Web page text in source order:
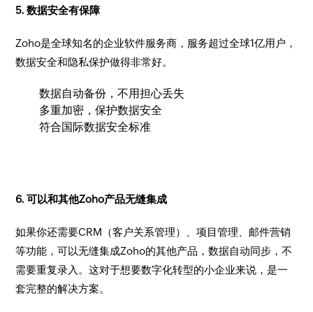
5. 数据安全有保障
Zoho是全球知名的企业软件服务商，服务超过全球1亿用户，
数据安全和隐私保护做得非常好。
数据自动备份，不用担心丢失
多重加密，保护数据安全
符合国际数据安全标准
6. 可以和其他Zoho产品无缝集成
如果你还需要CRM（客户关系管理）、项目管理、邮件营销
等功能，可以无缝集成Zoho的其他产品，数据自动同步，不
需要重复录入。这对于想要数字化转型的小企业来说，是一
套完整的解决方案。